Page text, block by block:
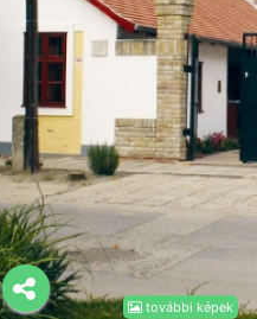
további képek